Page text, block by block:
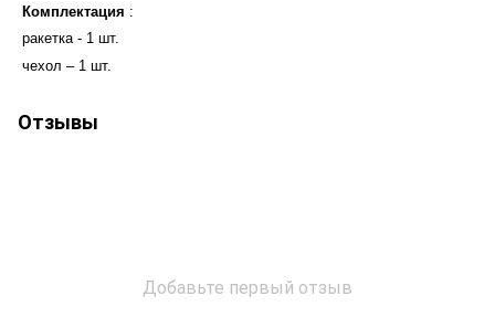
Комплектация :
ракетка - 1 шт.
чехол – 1 шт.
Отзывы
Добавьте первый отзыв